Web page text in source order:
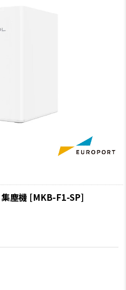
塵機 [MKB-F1-SP]